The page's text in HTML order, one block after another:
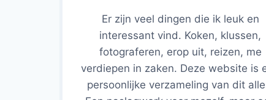
Er zijn veel dingen die ik leuk en
interessant vind. Koken, klussen,
fotograferen, erop uit, reizen, me
verdiepen in zaken. Deze website is
persoonlijke verzameling van dit